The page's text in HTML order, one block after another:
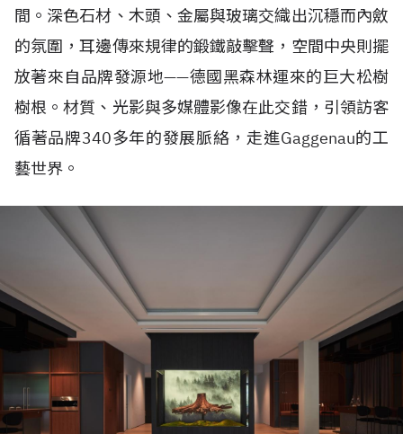
間。深色石材、木頭、金屬與玻璃交織出沉穩而內斂
的氛圍，耳邊傳來規律的鍛鐵敲擊聲，空間中央則擺
放著來自品牌發源地——德國黑森林運來的巨大松樹
樹根。材質、光影與多媒體影像在此交錯，引領訪客
循著品牌340多年的發展脈絡，走進Gaggenau的工
藝世界。